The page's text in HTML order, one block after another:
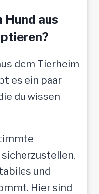
Hund aus
dem Tierheim
es ein paar
du wissen
und
Hier sind